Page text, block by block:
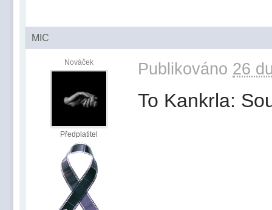
MIC
Nováček
Předplatitel
Publikováno 26
To Kankrla: